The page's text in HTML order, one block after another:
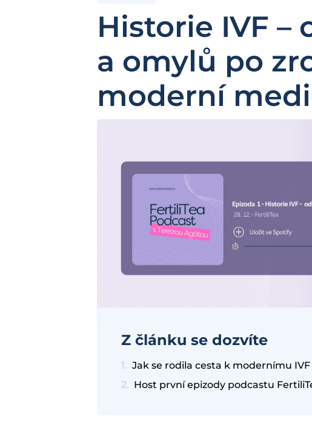
Historie IVF –
a omylů po
moderní
Z článku se dozvíte
Jak se rodila cesta k modernímu IVF
Host první epizody podcastu